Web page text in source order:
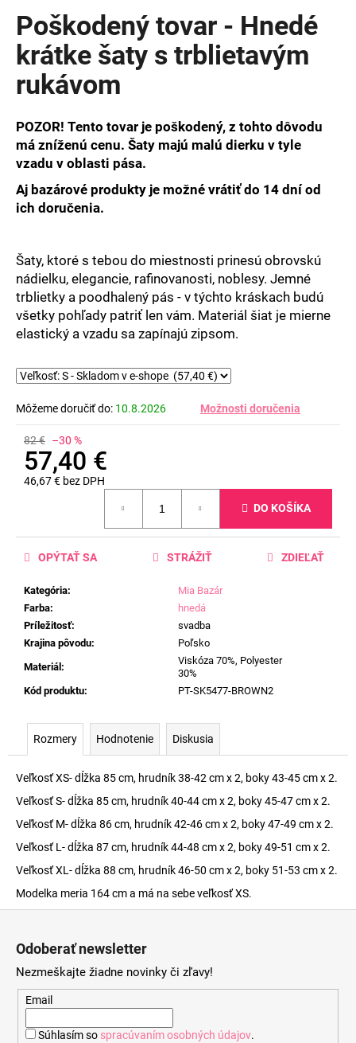
produktu
je
0,0
z
hviezdičiek.
Poškodený tovar - Hnedé
krátke šaty s trblietavým
rukávom
POZOR! Tento tovar je poškodený, z tohto dôvodu
má zníženú cenu. Šaty majú malú dierku v tyle
vzadu v oblasti pása.
Aj bazárové produkty je možné vrátiť do 14 dní od
ich doručenia.
Šaty, ktoré s tebou do miestnosti prinesú obrovskú
nádielku, elegancie, rafinovanosti, noblesy. Jemné
trblietky a poodhalený pás - v týchto kráskach budú
všetky pohľady patriť len vám. Materiál šiat je mierne
elastický a vzadu sa zapínajú zipsom.
Môžeme doručiť do: 10.8.2026 Možnosti doručenia
82 € –30 %
57,40 €
46,67 € bez DPH
DO KOŠÍKA
Kategória:
Mia Bazár
Farba:
hnedá
Príležitosť:
svadba
Krajina pôvodu:
Poľsko
Materiál:
Viskóza 70%, Polyester
30%
Kód produktu: PT-SK5477-BROWN2
OPÝTAŤ SA STRÁŽIŤ ZDIEĽAŤ
Rozmery Hodnotenie Diskusia
Veľkosť XS- dĺžka 85 cm, hrudník 38-42 cm x 2, boky 43-45 cm x 2.
Veľkosť S- dĺžka 85 cm, hrudník 40-44 cm x 2, boky 45-47 cm x 2.
Veľkosť M- dĺžka 86 cm, hrudník 42-46 cm x 2, boky 47-49 cm x 2.
Veľkosť L- dĺžka 87 cm, hrudník 44-48 cm x 2, boky 49-51 cm x 2.
Veľkosť XL- dĺžka 88 cm, hrudník 46-50 cm x 2, boky 51-53 cm x 2.
Modelka meria 164 cm a má na sebe veľkosť XS.
Odoberať newsletter
Nezmeškajte žiadne novinky či zľavy!
Email
Súhlasím so spracúvaním osobných údajov.